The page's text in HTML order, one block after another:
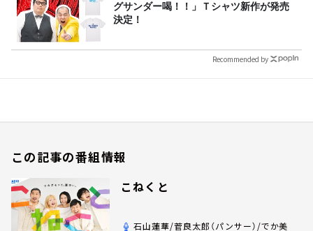
グサンダー喝！！」Ｔシャツ新作が発売
決定！
Recommended by
この記事の番組情報
こねくと
石山蓮華/菅良太郎（パンサー）/でか美